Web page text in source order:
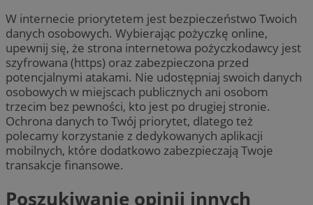
W internecie priorytetem jest bezpieczeństwo Twoich
danych osobowych. Wybierając pożyczkę online,
upewnij się, że strona internetowa pożyczkodawcy jest
szyfrowana (https) oraz zabezpieczona przed
potencjalnymi atakami. Nie udostępniaj swoich danych
osobowych w miejscach publicznych ani osobom
trzecim bez pewności, kto jest po drugiej stronie.
Ochrona danych to Twój priorytet, dlatego też
polecamy korzystanie z dedykowanych aplikacji
mobilnych, które dodatkowo zabezpieczają Twoje
transakcje finansowe.
Poszukiwanie opinii innych